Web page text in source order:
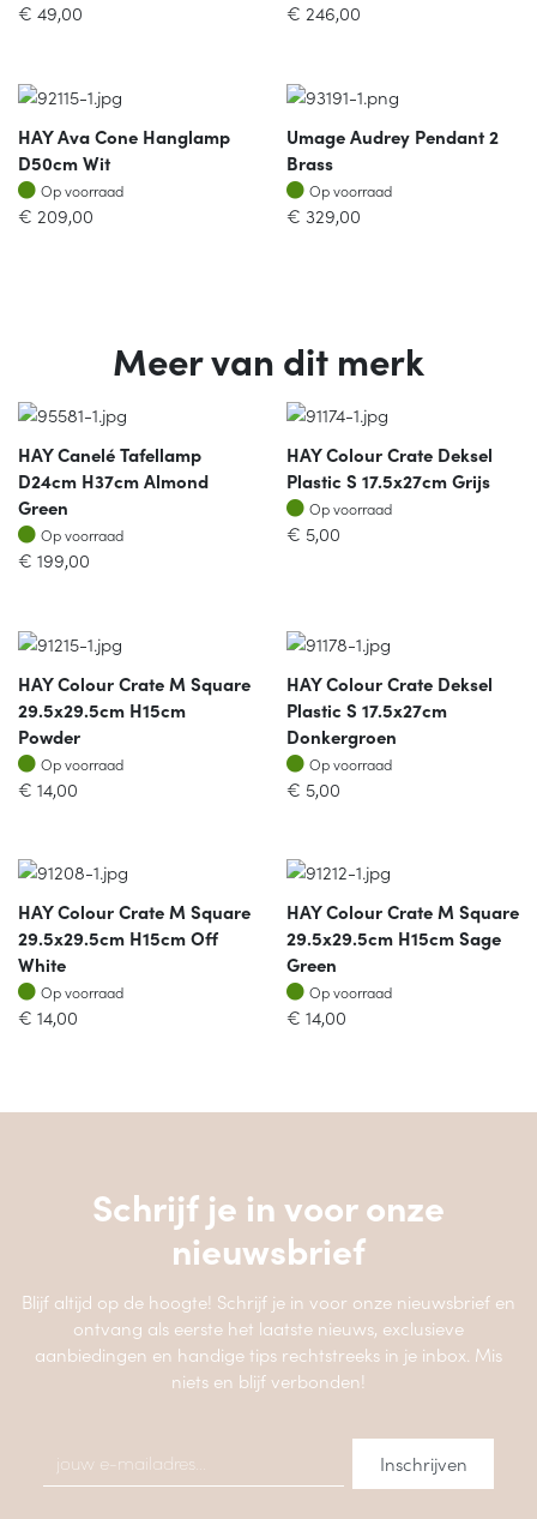
€ 49,00 € 246,00
HAY Ava Cone Hanglamp
D50cm Wit
Op voorraad
Op voorraad
€ 209,00
Umage Audrey Pendant 2
Brass
Op voorraad
Op voorraad
€ 329,00
Meer van dit merk
HAY Canelé Tafellamp
D24cm H37cm Almond
Green
Op voorraad
Op voorraad
€ 199,00
HAY Colour Crate Deksel
Plastic S 17.5x27cm Grijs
Op voorraad
Op voorraad
€ 5,00
HAY Colour Crate M Square
29.5x29.5cm H15cm
Powder
Op voorraad
Op voorraad
€ 14,00
HAY Colour Crate Deksel
Plastic S 17.5x27cm
Donkergroen
Op voorraad
Op voorraad
€ 5,00
HAY Colour Crate M Square
29.5x29.5cm H15cm Off
White
Op voorraad
Op voorraad
€ 14,00
HAY Colour Crate M Square
29.5x29.5cm H15cm Sage
Green
Op voorraad
Op voorraad
€ 14,00
Schrijf je in voor onze
nieuwsbrief
Blijf altijd op de hoogte! Schrijf je in voor onze nieuwsbrief en
ontvang als eerste het laatste nieuws, exclusieve
aanbiedingen en handige tips rechtstreeks in je inbox. Mis
niets en blijf verbonden!